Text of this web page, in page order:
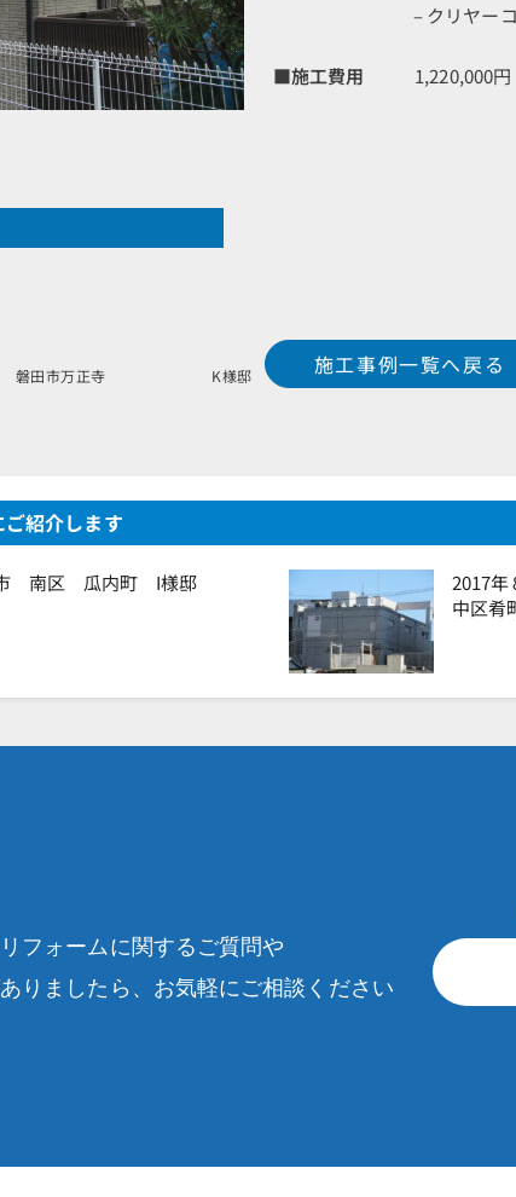
– クリヤー
■施工費用 1,220,000円
磐田市万正寺 K様邸
施工事例一覧へ戻る
紹介します
南区 瓜内町 I様邸
中区
フォームに関するご質問や
りましたら、お気軽にご相談ください